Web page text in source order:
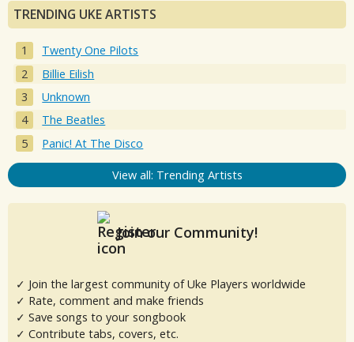
TRENDING UKE ARTISTS
Twenty One Pilots
Billie Eilish
Unknown
The Beatles
Panic! At The Disco
View all: Trending Artists
Join our Community!
✓ Join the largest community of Uke Players worldwide
✓ Rate, comment and make friends
✓ Save songs to your songbook
✓ Contribute tabs, covers, etc.